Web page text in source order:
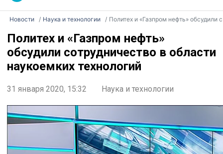
Новости Наука и технологии Политех и «Газпром нефть» обсудили сотрудничество в области наукоемких технологий
Политех и «Газпром нефть»
обсудили сотрудничество в области
наукоемких технологий
31 января 2020, 15:32 Наука и технологии